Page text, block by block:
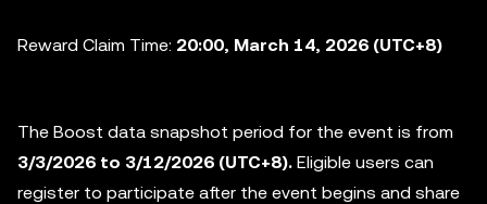
Reward Claim Time: 20:00, March 14, 2026 (UTC+8)
The Boost data snapshot period for the event is from
3/3/2026 to 3/12/2026 (UTC+8). Eligible users can
register to participate after the event begins and share